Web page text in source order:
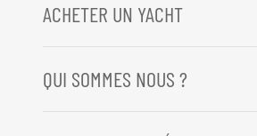
ACHETER UN YACHT
QUI SOMMES NOUS ?